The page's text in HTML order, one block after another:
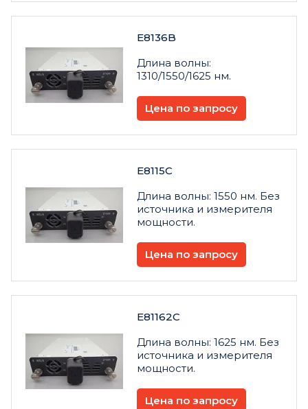
E8136B
Длина волны:
1310/1550/1625 нм.
Цена по запросу
E8115C
Длина волны: 1550 нм. Без
источника и измерителя
мощности.
Цена по запросу
E81162C
Длина волны: 1625 нм. Без
источника и измерителя
мощности.
Цена по запросу